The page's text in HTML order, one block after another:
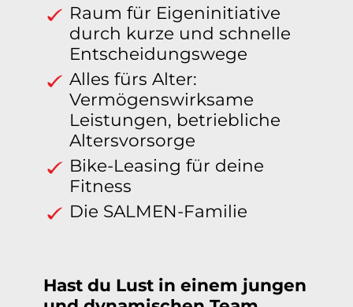
Raum für Eigeninitiative
durch kurze und schnelle
Entscheidungswege
Alles fürs Alter:
Vermögenswirksame
Leistungen, betriebliche
Altersvorsorge
Bike-Leasing für deine
Fitness
Die SALMEN-Familie
Hast du Lust in einem jungen